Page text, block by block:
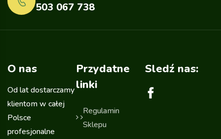
503 067 738
O nas
Od lat dostarczamy
klientom w całej
Polsce
profesjonalne
Przydatne
linki
Regulamin
Sklepu
Sledź nas: